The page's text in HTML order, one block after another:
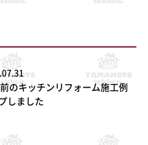
のキッチンリフォーム施工例
しました